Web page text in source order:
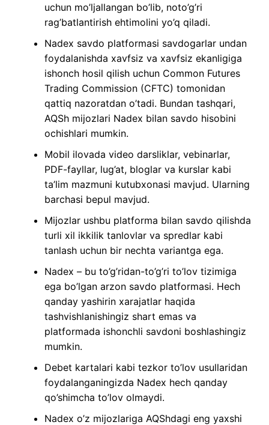
uchun mo’ljallangan bo’lib, noto’g’ri
rag’batlantirish ehtimolini yo’q qiladi.
Nadex savdo platformasi savdogarlar undan
foydalanishda xavfsiz va xavfsiz ekanligiga
ishonch hosil qilish uchun Common Futures
Trading Commission (CFTC) tomonidan
qattiq nazoratdan o’tadi. Bundan tashqari,
AQSh mijozlari Nadex bilan savdo hisobini
ochishlari mumkin.
Mobil ilovada video darsliklar, vebinarlar,
PDF-fayllar, lug’at, bloglar va kurslar kabi
ta’lim mazmuni kutubxonasi mavjud. Ularning
barchasi bepul mavjud.
Mijozlar ushbu platforma bilan savdo qilishda
turli xil ikkilik tanlovlar va spredlar kabi
tanlash uchun bir nechta variantga ega.
Nadex – bu to’g’ridan-to’g’ri to’lov tizimiga
ega bo’lgan arzon savdo platformasi. Hech
qanday yashirin xarajatlar haqida
tashvishlanishingiz shart emas va
platformada ishonchli savdoni boshlashingiz
mumkin.
Debet kartalari kabi tezkor to’lov usullaridan
foydalanganingizda Nadex hech qanday
qo’shimcha to’lov olmaydi.
Nadex o’z mijozlariga AQShdagi eng yaxshi